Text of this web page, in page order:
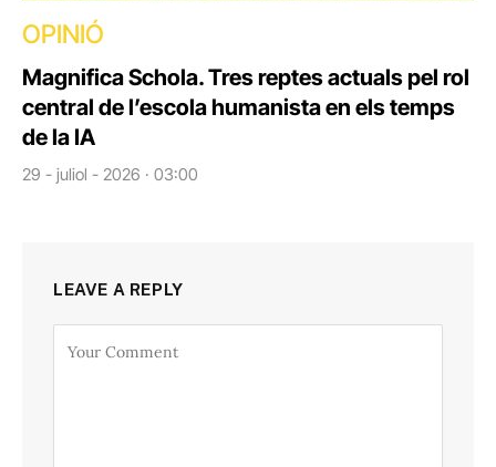
OPINIÓ
Magnifica Schola. Tres reptes actuals pel rol
central de l’escola humanista en els temps
de la IA
29 - juliol - 2026 · 03:00
LEAVE A REPLY